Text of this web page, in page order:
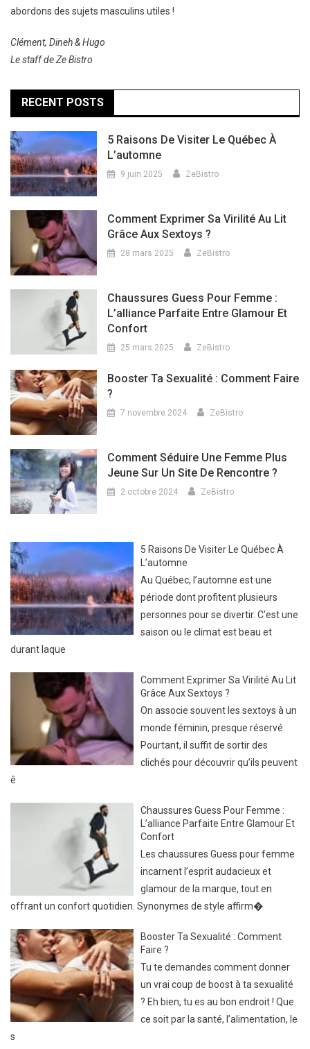
abordons des sujets masculins utiles !
Clément, Dineh & Hugo
Le staff de Ze Bistro
RECENT POSTS
5 Raisons De Visiter Le Québec À
L’automne
9 juin 2025 ZeBistro
Comment Exprimer Sa Virilité Au Lit
Grâce Aux Sextoys ?
28 mars 2025 ZeBistro
Chaussures Guess Pour Femme :
L’alliance Parfaite Entre Glamour Et
Confort
25 mars 2025 ZeBistro
Booster Ta Sexualité : Comment Faire
?
7 novembre 2024 ZeBistro
Comment Séduire Une Femme Plus
Jeune Sur Un Site De Rencontre ?
2 octobre 2024 ZeBistro
5 Raisons De Visiter Le Québec À
L’automne
Au Québec, l’automne est une
période dont profitent plusieurs
personnes pour se divertir. C’est une
saison ou le climat est beau et
durant laque
Comment Exprimer Sa Virilité Au Lit
Grâce Aux Sextoys ?
On associe souvent les sextoys à un
monde féminin, presque réservé.
Pourtant, il suffit de sortir des
clichés pour découvrir qu’ils peuvent
ê
Chaussures Guess Pour Femme :
L’alliance Parfaite Entre Glamour Et
Confort
Les chaussures Guess pour femme
incarnent l’esprit audacieux et
glamour de la marque, tout en
offrant un confort quotidien. Synonymes de style affirm�
Booster Ta Sexualité : Comment
Faire ?
Tu te demandes comment donner
un vrai coup de boost à ta sexualité
? Eh bien, tu es au bon endroit ! Que
ce soit par la santé, l’alimentation, le
s